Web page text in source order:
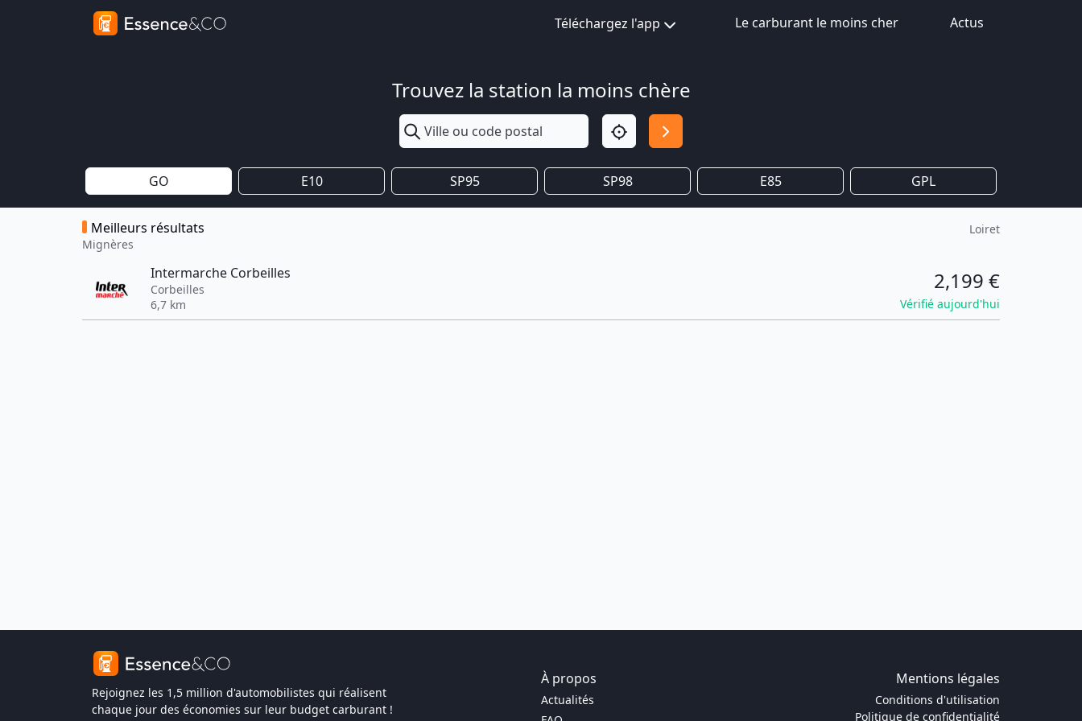
Téléchargez l'app Le carburant le moins cher Actus
Trouvez la station la moins chère
GO E10 SP95 SP98 E85 GPL
Meilleurs résultats
Mignères
Loiret
Intermarche Corbeilles
Corbeilles
6,7 km
2,199 €
Vérifié aujourd'hui
Rejoignez les 1,5 million d'automobilistes qui réalisent
chaque jour des économies sur leur budget carburant !
À propos Mentions légales
Actualités
Conditions d'utilisation
Politique de confidentialité